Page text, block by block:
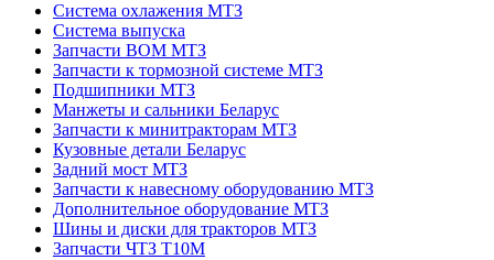
Система охлажения МТЗ
Система выпуска
Запчасти ВОМ МТЗ
Запчасти к тормозной системе МТЗ
Подшипники МТЗ
Манжеты и сальники Беларус
Запчасти к минитракторам МТЗ
Кузовные детали Беларус
Задний мост МТЗ
Запчасти к навесному оборудованию МТЗ
Дополнительное оборудование МТЗ
Шины и диски для тракторов МТЗ
Запчасти ЧТЗ Т10М